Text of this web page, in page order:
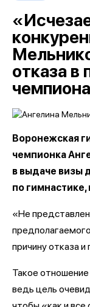
отказа в
Воронежская
чемпионка
в выдаче визы
по
«Не
причину отказа
Такое
ведь цель